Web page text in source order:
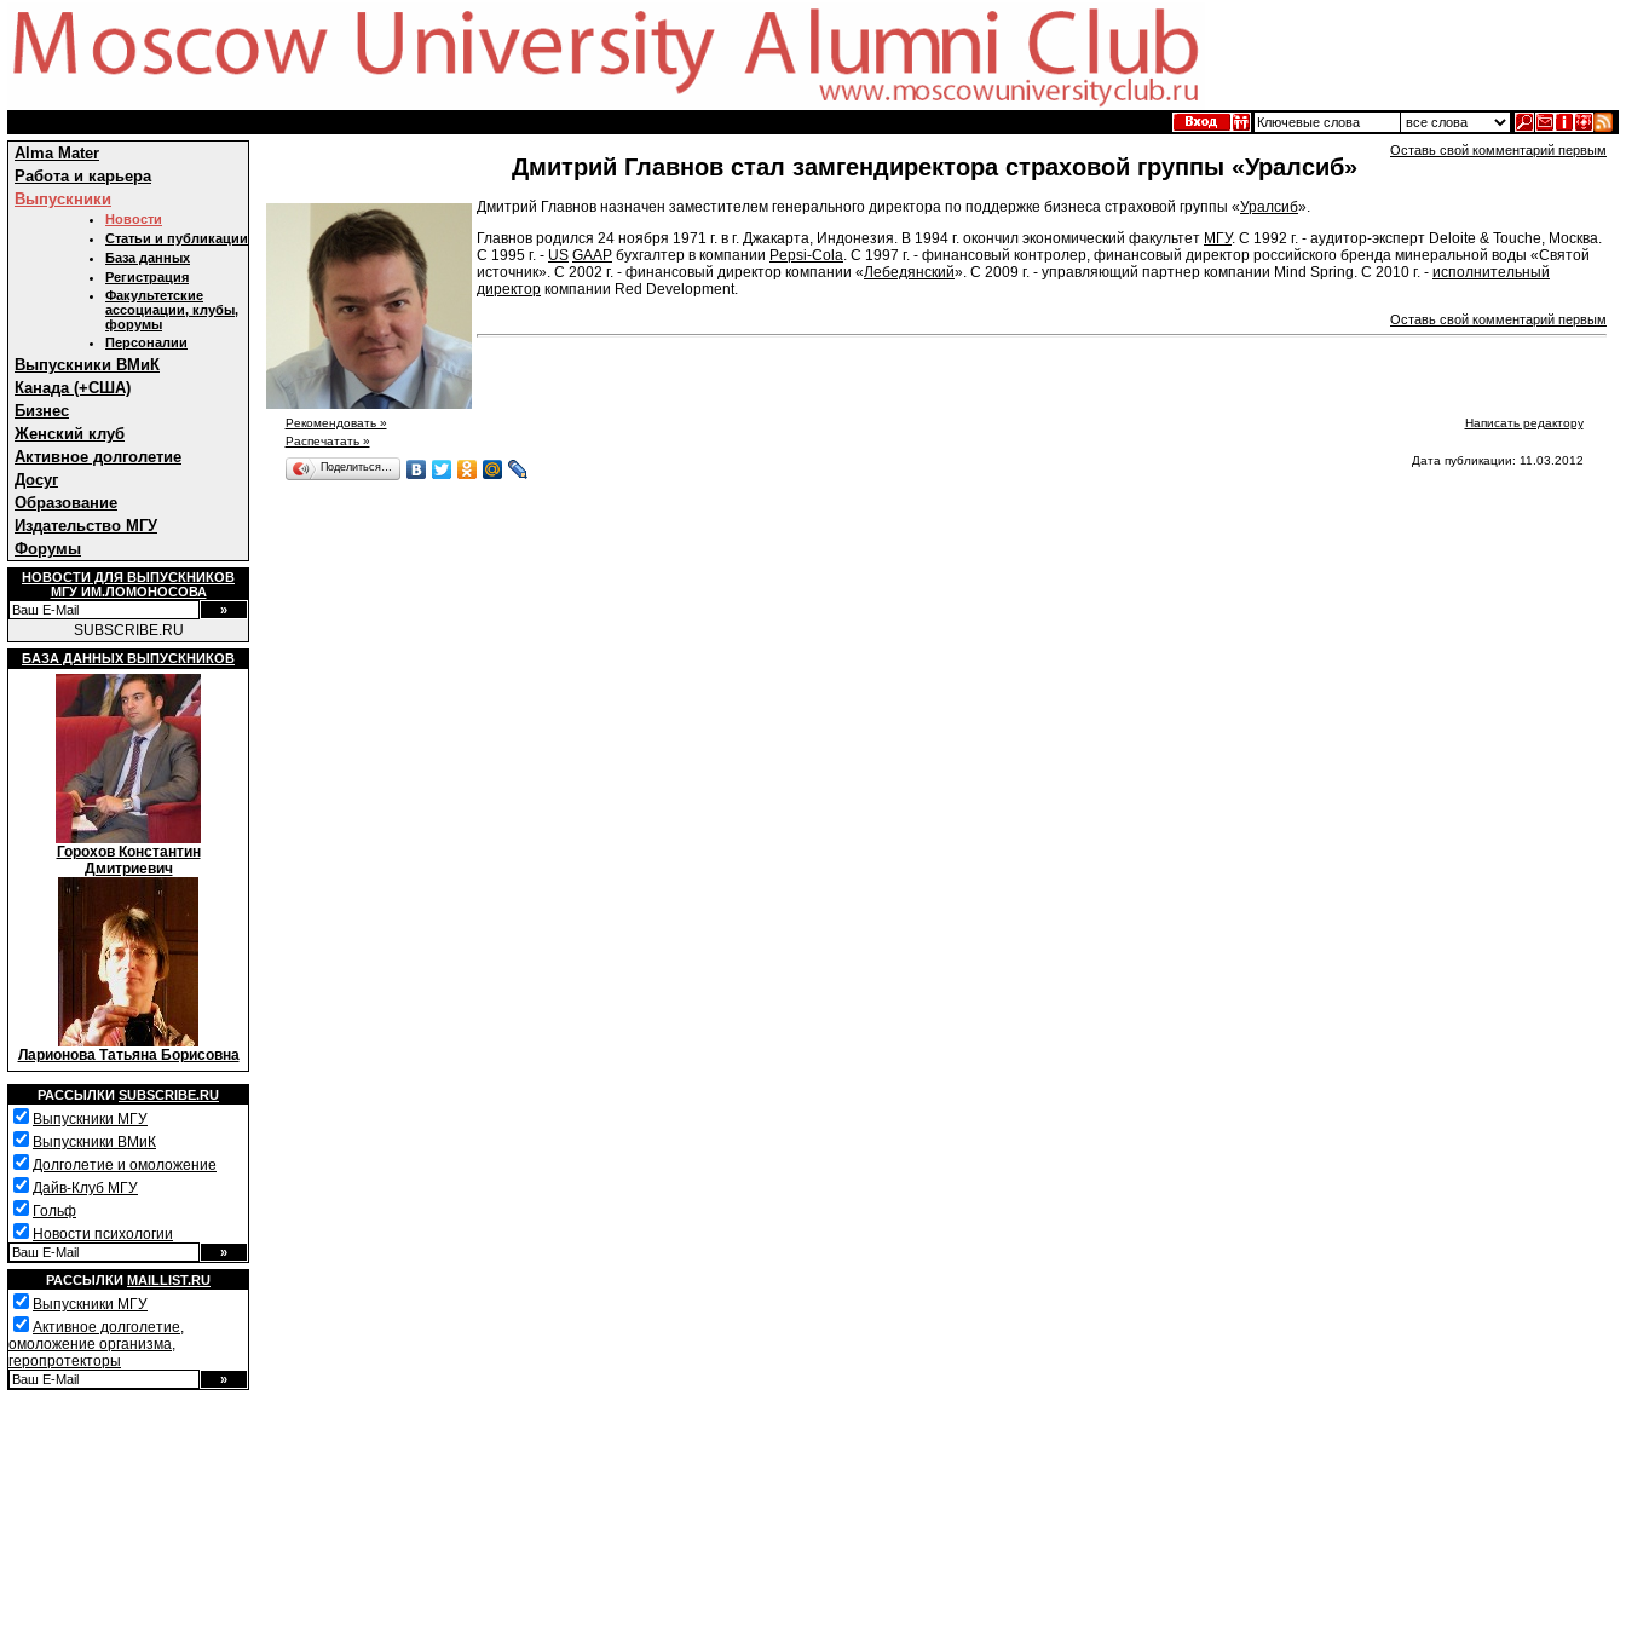
Alma Mater
Работа и карьера
Выпускники
Новости
Статьи и публикации
База данных
Регистрация
Факультетские
ассоциации, клубы,
форумы
Персоналии
Выпускники ВМиК
Канада (+США)
Бизнес
Женский клуб
Активное долголетие
Досуг
Образование
Издательство МГУ
Форумы
НОВОСТИ ДЛЯ ВЫПУСКНИКОВ
МГУ ИМ.ЛОМОНОСОВА
SUBSCRIBE.RU
БАЗА ДАННЫХ ВЫПУСКНИКОВ
Горохов Константин
Дмитриевич
Ларионова Татьяна Борисовна
РАССЫЛКИ SUBSCRIBE.RU
Выпускники МГУ
Выпускники ВМиК
Долголетие и омоложение
Дайв-Клуб МГУ
Гольф
Новости психологии
РАССЫЛКИ MAILLIST.RU
Выпускники МГУ
Активное долголетие,
омоложение организма,
геропротекторы
Оставь свой комментарий первым
Дмитрий Главнов стал замгендиректора страховой группы «Уралсиб»
Дмитрий Главнов назначен заместителем генерального директора по поддержке бизнеса страховой группы «Уралсиб».
Главнов родился 24 ноября 1971 г. в г. Джакарта, Индонезия. В 1994 г. окончил экономический факультет МГУ. С 1992 г. - аудитор-эксперт Deloite & Touche, Москва.
С 1995 г. - US GAAP бухгалтер в компании Pepsi-Cola . С 1997 г. - финансовый контролер, финансовый директор российского бренда минеральной воды «Святой
источник». С 2002 г. - финансовый директор компании «Лебедянский». С 2009 г. - управляющий партнер компании Mind Spring. С 2010 г. - исполнительный
директор компании Red Development.
Оставь свой комментарий первым
Рекомендовать »
Написать редактору
Распечатать »
Поделиться… Дата публикации: 11.03.2012